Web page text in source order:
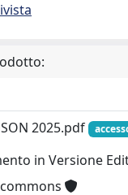
2025.pdf
in Versione